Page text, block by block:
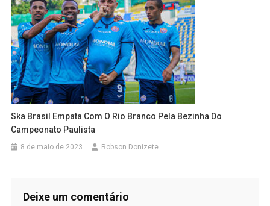
Ska Brasil Empata Com O Rio Branco Pela Bezinha Do
Campeonato Paulista
8 de maio de 2023 Robson Donizete
Deixe um comentário